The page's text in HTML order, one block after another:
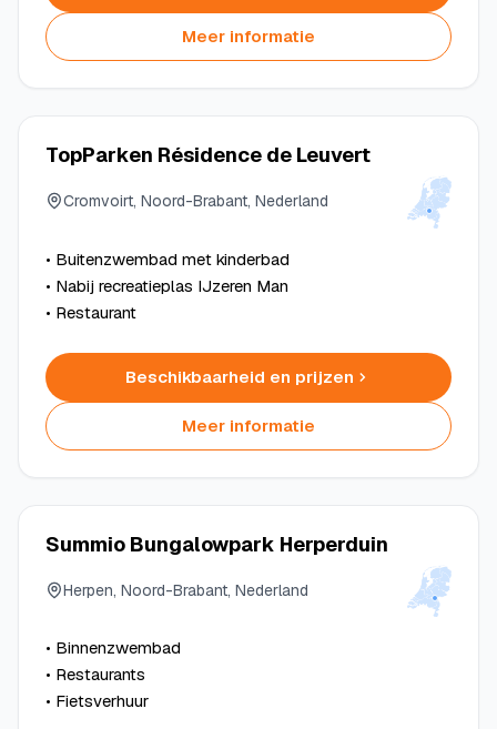
Meer informatie
TopParken Résidence de Leuvert
Cromvoirt, Noord-Brabant, Nederland
• Buitenzwembad met kinderbad
• Nabij recreatieplas IJzeren Man
• Restaurant
Beschikbaarheid en prijzen
Meer informatie
Summio Bungalowpark Herperduin
Herpen, Noord-Brabant, Nederland
• Binnenzwembad
• Restaurants
• Fietsverhuur